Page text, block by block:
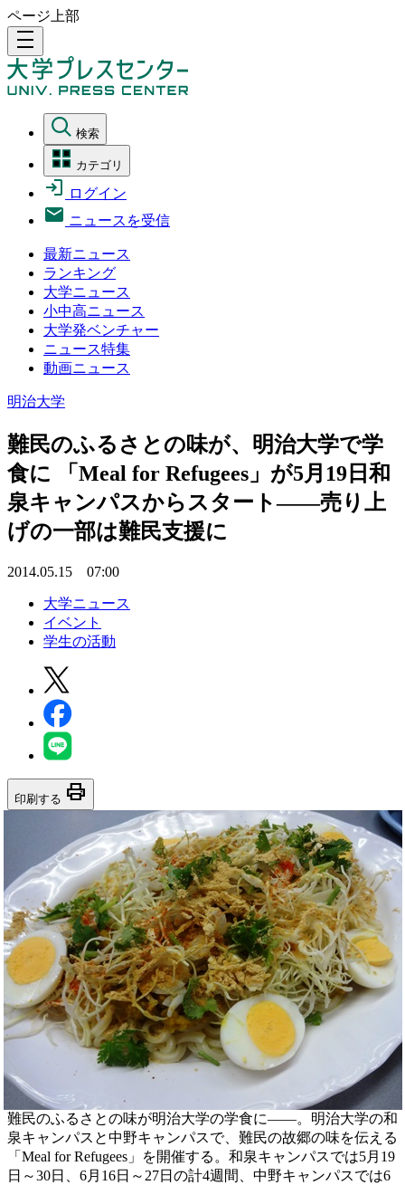
ページ上部
density_medium
検索
カテゴリ
ログイン
ニュースを受信
最新ニュース
ランキング
大学ニュース
小中高ニュース
大学発ベンチャー
ニュース特集
動画ニュース
明治大学
難民のふるさとの味が、明治大学で学
食に 「Meal for Refugees」が5月19日和
泉キャンパスからスタート――売り上
げの一部は難民支援に
2014.05.15 07:00
大学ニュース
イベント
学生の活動
印刷する print
難民のふるさとの味が明治大学の学食に――。明治大学の和
泉キャンパスと中野キャンパスで、難民の故郷の味を伝える
「Meal for Refugees」を開催する。和泉キャンパスでは5月19
日～30日、6月16日～27日の計4週間、中野キャンパスでは6